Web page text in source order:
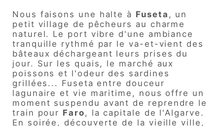
Nous faisons une halte à Fuseta , un
petit village de pêcheurs au charme
naturel. Le port vibre d'une ambiance
tranquille rythmé par le va-et-vient des
bâteaux déchargeant leurs prises du
jour. Sur les quais, le marché aux
poissons et l'odeur des sardines
grillées... Fuseta entre douceur
lagunaire et vie maritime, nous offre un
moment suspendu avant de reprendre le
train pour Faro , la capitale de l'Algarve.
En soirée, découverte de la vieille ville,